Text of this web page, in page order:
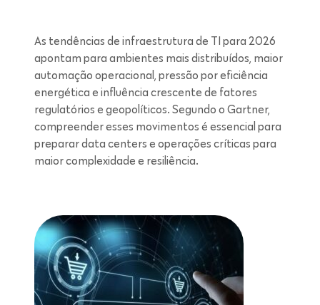
As tendências de infraestrutura de TI para 2026
apontam para ambientes mais distribuídos, maior
automação operacional, pressão por eficiência
energética e influência crescente de fatores
regulatórios e geopolíticos. Segundo o Gartner,
compreender esses movimentos é essencial para
preparar data centers e operações críticas para
maior complexidade e resiliência.